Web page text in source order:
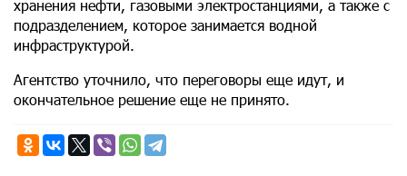
хранения нефти, газовыми электростанциями, а также с
подразделением, которое занимается водной
инфраструктурой.
Агентство уточнило, что переговоры еще идут, и
окончательное решение еще не принято.